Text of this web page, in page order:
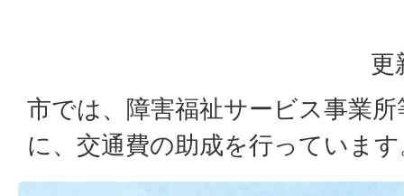
更
市では、障害福祉サービス事業
に、交通費の助成を行っていま